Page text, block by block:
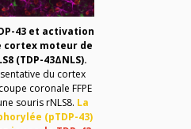
43 et activation
cortex moteur de
(TDP-43ΔNLS).
du cortex
coronale FFPE
souris rNLS8. La
(pTDP-43)